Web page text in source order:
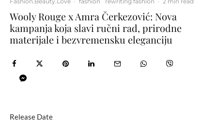
Wooly Rouge x Amra Čerkezović: Nova
kampanja koja slavi ručni rad, prirodne
materijale i bezvremensku eleganciju
Release Date